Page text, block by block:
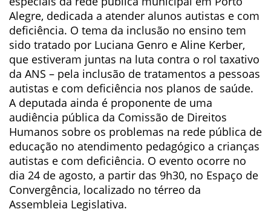
Alegre, dedicada a atender alunos autistas e com
deficiência. O tema da inclusão no ensino tem
sido tratado por Luciana Genro e Aline Kerber,
que estiveram juntas na luta contra o rol taxativo
da ANS – pela inclusão de tratamentos a pessoas
autistas e com deficiência nos planos de saúde.
A deputada ainda é proponente de uma
audiência pública da Comissão de Direitos
Humanos sobre os problemas na rede pública de
educação no atendimento pedagógico a crianças
autistas e com deficiência. O evento ocorre no
dia 24 de agosto, a partir das 9h30, no Espaço de
Convergência, localizado no térreo da
Assembleia Legislativa.